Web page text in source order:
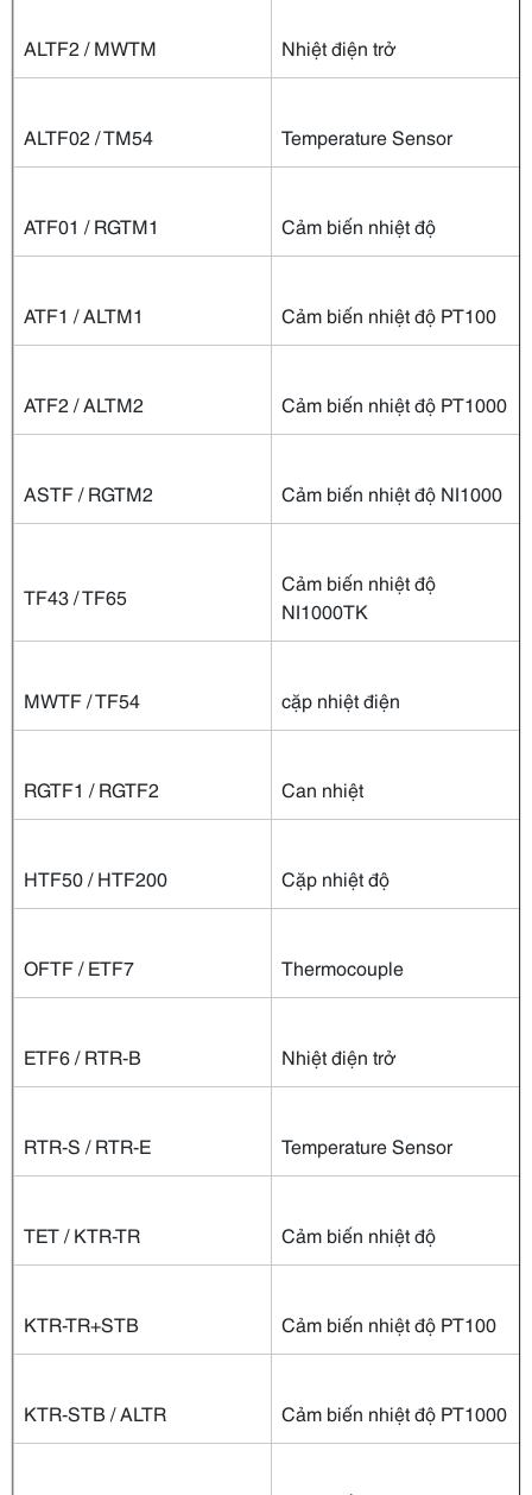
ALTF2 / MWTM Nhiệt điện trở
ALTF02 / TM54 Temperature Sensor
ATF01 / RGTM1 Cảm biến nhiệt độ
ATF1 / ALTM1 Cảm biến nhiệt độ PT100
ATF2 / ALTM2 Cảm biến nhiệt độ PT1000
ASTF / RGTM2 Cảm biến nhiệt độ NI1000
TF43 / TF65
Cảm biến nhiệt độ
NI1000TK
MWTF / TF54 cặp nhiệt điện
RGTF1 / RGTF2 Can nhiệt
HTF50 / HTF200 Cặp nhiệt độ
OFTF / ETF7 Thermocouple
ETF6 / RTR-B Nhiệt điện trở
RTR-S / RTR-E Temperature Sensor
TET / KTR-TR Cảm biến nhiệt độ
KTR-TR+STB Cảm biến nhiệt độ PT100
KTR-STB / ALTR Cảm biến nhiệt độ PT1000